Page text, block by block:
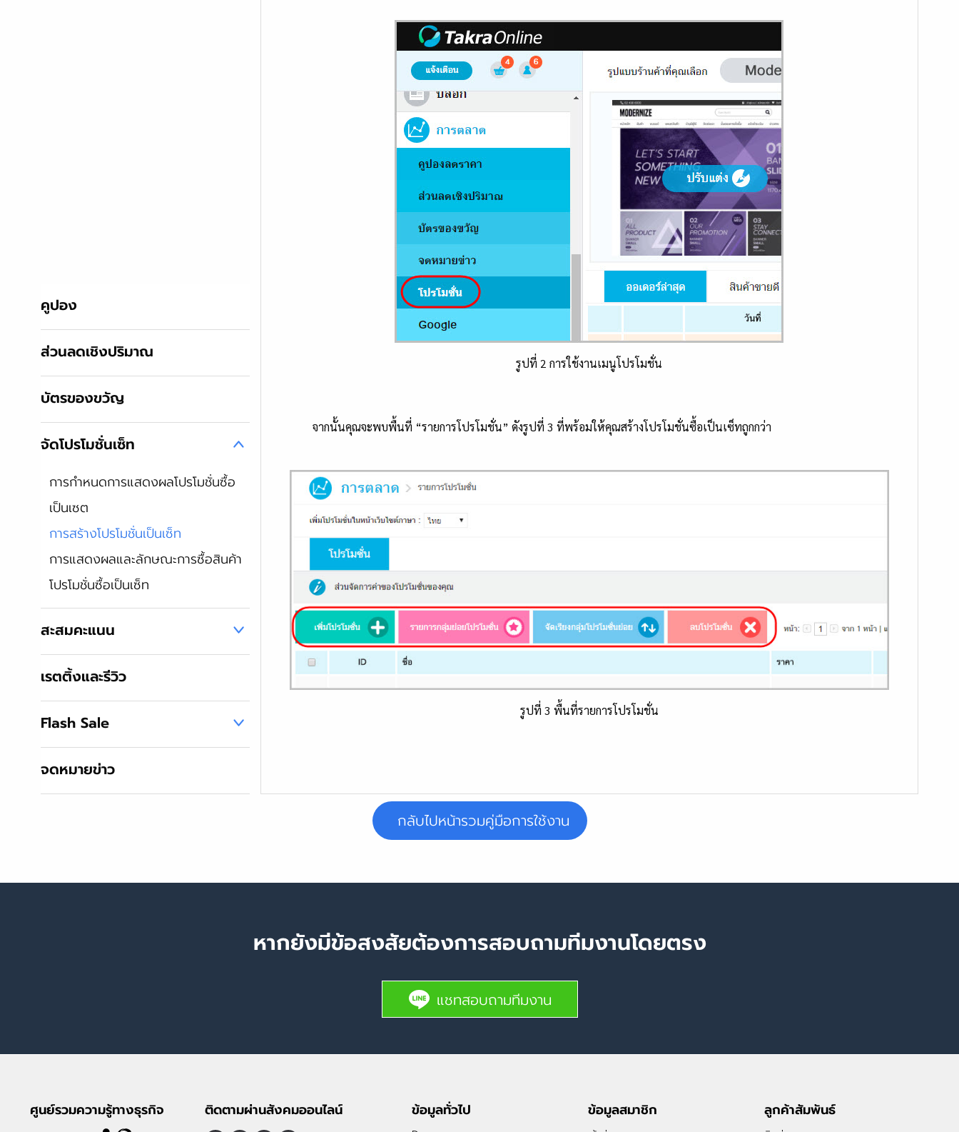
คูปอง
ส่วนลดเชิงปริมาณ
บัตรของขวัญ
จัดโปรโมชั่นเซ็ท
การกำหนดการแสดงผลโปรโมชั่นซื้อ
เป็นเซต
การสร้างโปรโมชั่นเป็นเซ็ท
การแสดงผลและลักษณะการซื้อสินค้า
โปรโมชั่นซื้อเป็นเซ็ท
สะสมคะแนน
เรตติ้งและรีวิว
Flash Sale
จดหมายข่าว
รูปที่ 2 การใช้งานเมนูโปรโมชั่น
จากนั้นคุณจะพบพื้นที่ “รายการโปรโมชั่น” ดังรูปที่ 3 ที่พร้อมให้คุณสร้างโปรโมชั่นซื้อเป็นเซ็ทถูกกว่า
รูปที่ 3 พื้นที่รายการโปรโมชั่น
กลับไปหน้ารวมคู่มือการใช้งาน
หากยังมีข้อสงสัยต้องการสอบถามทีมงานโดยตรง
แชทสอบถามทีมงาน
ศูนย์รวมความรู้ทางธุรกิจ ติดตามผ่านสังคมออนไลน์ ข้อมูลทั่วไป ข้อมูลสมาชิก ลูกค้าสัมพันธ์